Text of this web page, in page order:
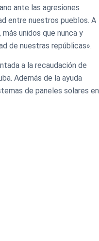
ante las agresiones
entre nuestros pueblos. A
unidos que nunca y
de nuestras repúblicas».
a la recaudación de
Además de la ayuda
de paneles solares en